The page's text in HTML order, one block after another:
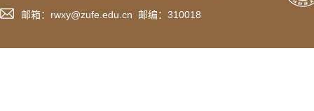
邮箱：rwxy@zufe.edu.cn 邮编：310018